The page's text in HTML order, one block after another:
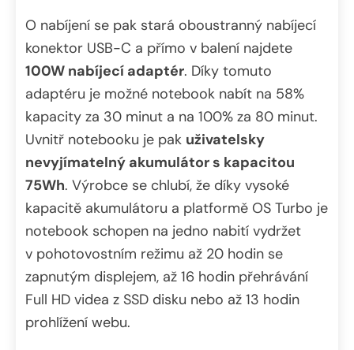
O nabíjení se pak stará oboustranný nabíjecí
konektor USB-C a přímo v balení najdete
100W nabíjecí adaptér. Díky tomuto
adaptéru je možné notebook nabít na 58%
kapacity za 30 minut a na 100% za 80 minut.
Uvnitř notebooku je pak uživatelsky
nevyjímatelný akumulátor s kapacitou
75Wh. Výrobce se chlubí, že díky vysoké
kapacitě akumulátoru a platformě OS Turbo je
notebook schopen na jedno nabití vydržet
v pohotovostním režimu až 20 hodin se
zapnutým displejem, až 16 hodin přehrávání
Full HD videa z SSD disku nebo až 13 hodin
prohlížení webu.